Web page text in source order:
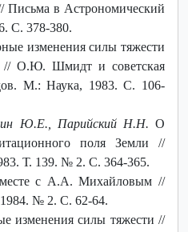
Письма в Астрономический
С. 378-380.
изменения силы тяжести
// О.Ю. Шмидт и советская
М.: Наука, 1983. С. 106-
Ю.Е., Парийский Н.Н. О
поля Земли //
Т. 139. № 2. С. 364-365.
с А.А. Михайловым //
№ 2. С. 62-64.
изменения силы тяжести //